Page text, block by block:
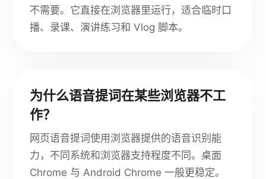
不需要。它直接在浏览器里运行，适合临时口
播、录课、演讲练习和 Vlog 脚本。
为什么语音提词在某些浏览器不工
作？
网页语音提词使用浏览器提供的语音识别能
力，不同系统和浏览器支持程度不同。桌面
Chrome 与 Android Chrome 一般更稳定。